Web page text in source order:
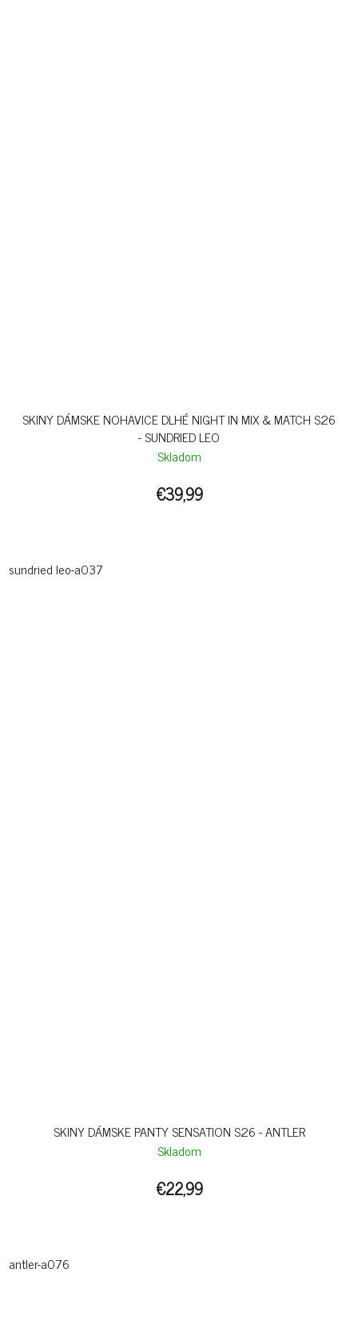
SKINY DÁMSKE NOHAVICE DLHÉ NIGHT IN MIX & MATCH S26
- SUNDRIED LEO
Skladom
€39,99
sundried leo-a037
SKINY DÁMSKE PANTY SENSATION S26 - ANTLER
Skladom
€22,99
antler-a076